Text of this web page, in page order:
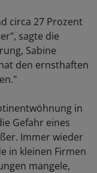
circa 27 Prozent
sagte die
Sabine
den ernsthaften
in
Gefahr eines
Immer wieder
in kleinen Firmen
mangele,